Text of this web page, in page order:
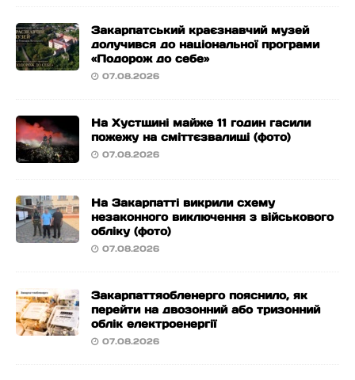
Закарпатський краєзнавчий музей
долучився до національної програми
«Подорож до себе»
07.08.2026
На Хустщині майже 11 годин гасили
пожежу на сміттєзвалищі (фото)
07.08.2026
На Закарпатті викрили схему
незаконного виключення з військового
обліку (фото)
07.08.2026
Закарпаттяобленерго пояснило, як
перейти на двозонний або тризонний
облік електроенергії
07.08.2026